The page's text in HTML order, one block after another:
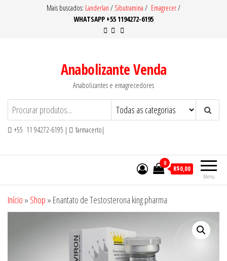
Mais buscados: Landerlan / Sibutramina / Emagrecer/
WHATSAPP +55 1194272-6195
Anabolizante Venda
Anabolizantes e emagrecedores
+55 11 94272-6195 | farmacerto|
Menu
0
R$0,00
Início » Shop » Enantato de Testosterona king pharma